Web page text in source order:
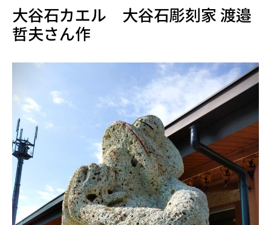
大谷石カエル 大谷石彫刻家 渡邉
哲夫さん作